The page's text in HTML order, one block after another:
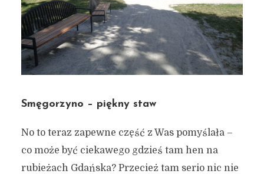
Smęgorzyno – piękny staw
No to teraz zapewne część z Was pomyślała –
co może być ciekawego gdzieś tam hen na
rubieżach Gdańska? Przecież tam serio nic nie